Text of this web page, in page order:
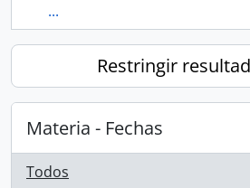
...
Restringir
Materia - Fechas
Todos